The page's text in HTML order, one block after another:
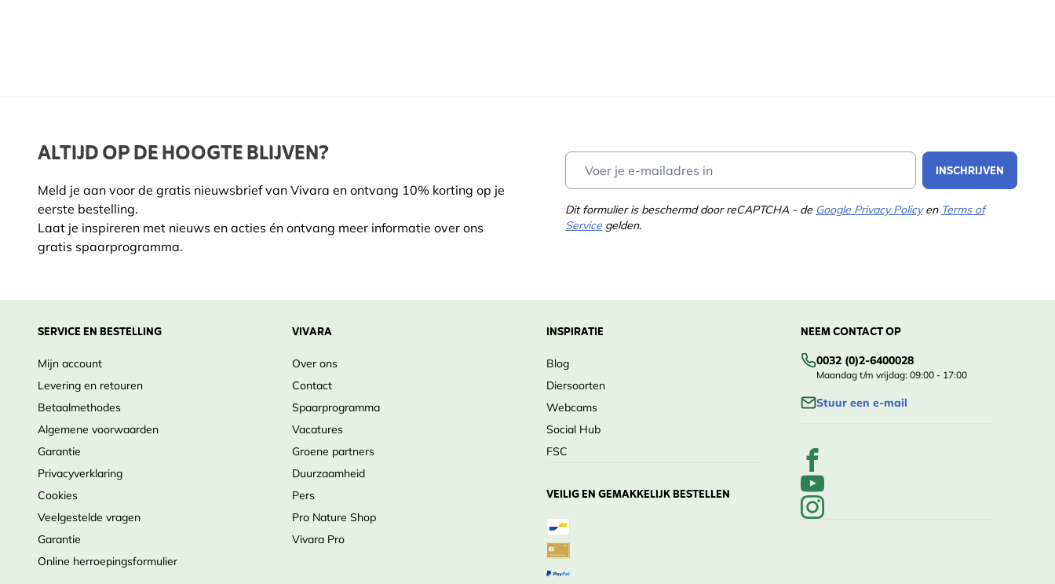
ALTIJD OP DE HOOGTE BLIJVEN?
Meld je aan voor de gratis nieuwsbrief van Vivara en ontvang 10% korting op je
eerste bestelling.
Laat je inspireren met nieuws en acties én ontvang meer informatie over ons
gratis spaarprogramma.
INSCHRIJVEN
Dit formulier is beschermd door reCAPTCHA - de Google Privacy Policyen Terms of
Service gelden.
SERVICE EN BESTELLING
Mijn account
Levering en retouren
Betaalmethodes
Algemene voorwaarden
Garantie
Privacyverklaring
Cookies
Veelgestelde vragen
Garantie
Online herroepingsformulier
VIVARA
Over ons
Contact
Spaarprogramma
Vacatures
Groene partners
Duurzaamheid
Pers
Pro Nature Shop
Vivara Pro
INSPIRATIE
Blog
Diersoorten
Webcams
Social Hub
FSC
VEILIG EN GEMAKKELIJK BESTELLEN
NEEM CONTACT OP
0032 (0)2-6400028
Maandag t/m vrijdag: 09:00 - 17:00
Stuur een e-mail